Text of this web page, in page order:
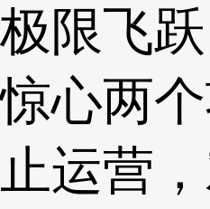
极限飞
惊心两
止运营